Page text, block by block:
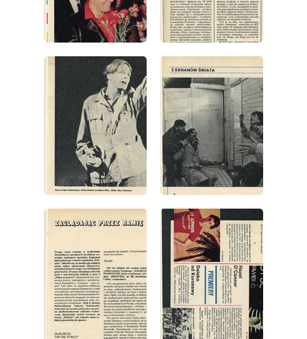
wydanie: 32/1981 wydanie: 32/1981
wydanie: 32/1981 wydanie: 32/1981